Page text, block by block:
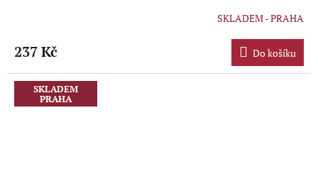
produktu
je
5,0
SKLADEM - PRAHA
237 Kč Do košíku
SKLADEM
PRAHA